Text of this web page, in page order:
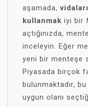
aşamada,
kullanmak iyi bir
açtığınızda,
inceleyin. Eğer
yeni bir menteşe
Piyasada birçok
bulunmaktadır,
uygun olanı